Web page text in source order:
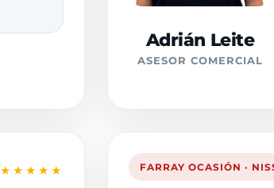
Adrián Leite
ASESOR COMERCIAL
★★★★★ FARRAY OCASIÓN ·